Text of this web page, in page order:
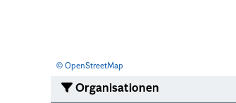
© OpenStreetMap
Organisationen